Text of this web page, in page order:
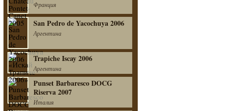
Франция
San Pedro de Yacochuya 2006
Аргентина
Trapiche Iscay 2006
Аргентина
Punset Barbaresco DOCG
Riserva 2007
Италия